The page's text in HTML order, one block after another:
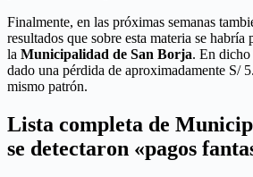
Finalmente, en las próximas semanas
resultados que sobre esta materia se habría
la Municipalidad de San Borja. En
dado una pérdida de aproximadamente S/
mismo patrón.
Lista completa de
se detectaron «pagos